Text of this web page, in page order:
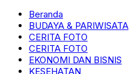
Beranda
BUDAYA & PARIWISATA
CERITA FOTO
CERITA FOTO
EKONOMI DAN BISNIS
KESEHATAN